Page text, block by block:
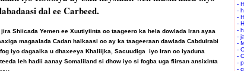
dal ee Carbeed.
Shiicada Yemen ee Xuutiyiinta oo taageero ka hela dowlada Iran ayaa
magaalada Cadan halkaasi oo ay ka taageeraan dawlada Cabdulrabi
iyo dagaalka u dhaxeeya Khaliijka, Sacuudiga iyo Iran oo iyaduna
leh hadii aanay Somaliland si dhow iyo si fogba uga fiirsan ansixinta
-
-
-
-
-
-
-
-
-
-
-